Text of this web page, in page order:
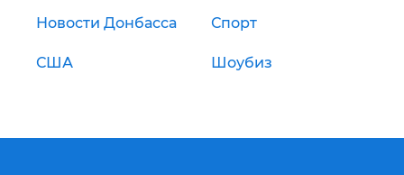
Новости Донбасса Спорт
США Шоубиз